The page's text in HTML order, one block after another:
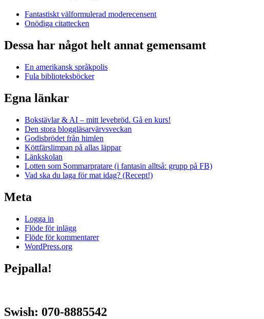
Fantastiskt välformulerad moderecensent
Onödiga citattecken
Dessa har något helt annat gemensamt
En amerikansk språkpolis
Fula biblioteksböcker
Egna länkar
Bokstävlar & AI – mitt levebröd. Gå en kurs!
Den stora bloggläsarvärvsveckan
Godisbrödet från himlen
Köttfärslimpan på allas läppar
Länkskolan
Lotten som Sommarpratare (i fantasin alltså: grupp på FB)
Vad ska du laga för mat idag? (Recept!)
Meta
Logga in
Flöde för inlägg
Flöde för kommentarer
WordPress.org
Pejpalla!
Swish: 070-8885542